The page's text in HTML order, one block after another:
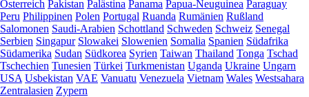
Österreich Pakistan Palästina Panama Papua-Neuguinea Paraguay
Peru Philippinen Polen Portugal Ruanda Rumänien Rußland
Salomonen Saudi-Arabien Schottland Schweden Schweiz Senegal
Serbien Singapur Slowakei Slowenien Somalia Spanien Südafrika
Südamerika Sudan Südkorea Syrien Taiwan Thailand Tonga Tschad
Tschechien Tunesien Türkei Turkmenistan Uganda Ukraine Ungarn
USA Usbekistan VAE Vanuatu Venezuela Vietnam Wales Westsahara
Zentralasien Zypern